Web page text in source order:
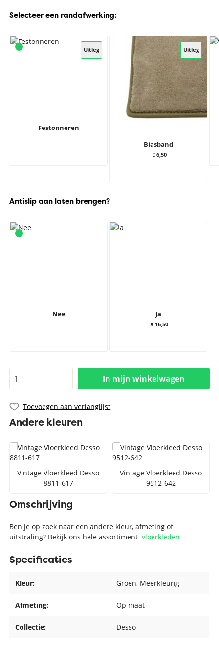
Selecteer een randafwerking:
Uitleg
Festonneren
Uitleg
Biasband
€ 6,50
Antislip aan laten brengen?
Nee Ja
€ 16,50
In mijn winkelwagen
Toevoegen aan verlanglijst
Andere kleuren
Vintage Vloerkleed Desso
8811-617
Vintage Vloerkleed Desso
9512-642
Omschrijving
Ben je op zoek naar een andere kleur, afmeting of
uitstraling? Bekijk ons hele assortimentvloerkleden
Specificaties
Kleur: Groen, Meerkleurig
Afmeting: Op maat
Collectie: Desso